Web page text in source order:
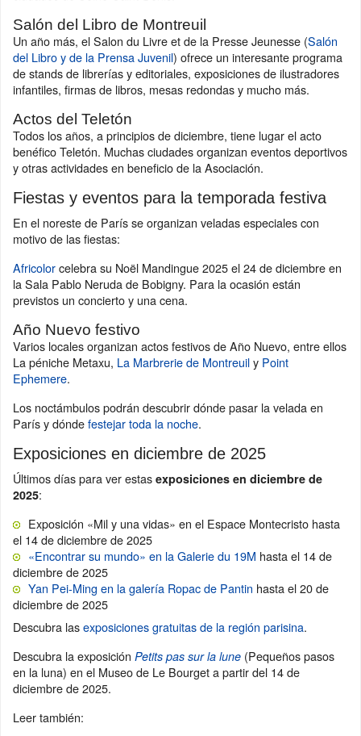
Salón del Libro de Montreuil
Un año más, el Salon du Livre et de la Presse Jeunesse (Salón
del Libro y de la Prensa Juvenil) ofrece un interesante programa
de stands de librerías y editoriales, exposiciones de ilustradores
infantiles, firmas de libros, mesas redondas y mucho más.
Actos del Teletón
Todos los años, a principios de diciembre, tiene lugar el acto
benéfico Teletón. Muchas ciudades organizan eventos deportivos
y otras actividades en beneficio de la Asociación.
Fiestas y eventos para la temporada festiva
En el noreste de París se organizan veladas especiales con
motivo de las fiestas:
Africolorcelebra su Noël Mandingue 2025 el 24 de diciembre en
la Sala Pablo Neruda de Bobigny. Para la ocasión están
previstos un concierto y una cena.
Año Nuevo festivo
Varios locales organizan actos festivos de Año Nuevo, entre ellos
La péniche Metaxu, La Marbrerie de Montreuily Point
Ephemere.
Los noctámbulos podrán descubrir dónde pasar la velada en
París y dóndefestejar toda la noche.
Exposiciones en diciembre de 2025
Últimos días para ver estas exposiciones en diciembre de
2025:
Exposición «Mil y una vidas» en el Espace Montecristo hasta
el 14 de diciembre de 2025
«Encontrar su mundo» en la Galerie du 19M hasta el 14 de
diciembre de 2025
Yan Pei-Ming en la galería Ropac de Pantin hasta el 20 de
diciembre de 2025
Descubra lasexposiciones gratuitas de la región parisina.
Descubra la exposición Petits pas sur la lune (Pequeños pasos
en la luna) en el Museo de Le Bourget a partir del 14 de
diciembre de 2025.
Leer también: